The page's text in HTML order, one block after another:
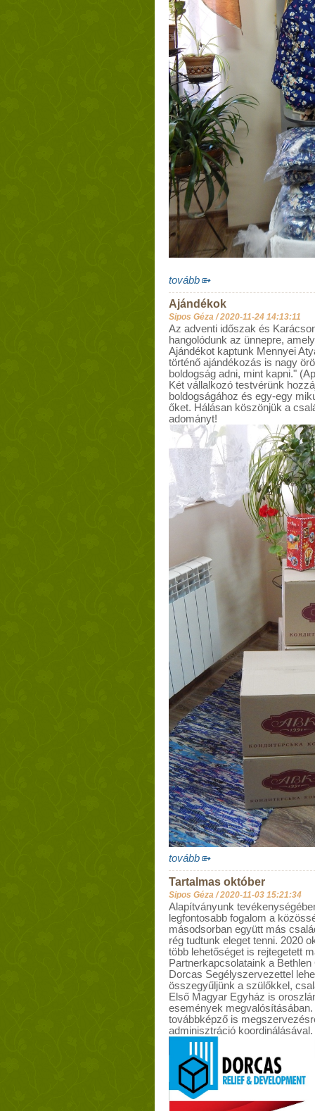
tovább
Ajándékok
Sipos Géza /2020-11-24 14:13:11
Az adventi időszak és
hangolódunk az ünnepre,
Ajándékot kaptunk Mennyei
történő ajándékozás is nagy
boldogság adni, mint kapni."
Két vállalkozó testvérünk
boldogságához és egy-egy
őket. Hálásan köszönjük a
adományt!
tovább
Tartalmas október
Sipos Géza /2020-11-03 15:21:34
Alapítványunk
legfontosabb fogalom a
másodsorban együtt más
rég tudtunk eleget tenni. 2020
több lehetőséget is rejtegetett
Partnerkapcsolataink a
Dorcas Segélyszervezettel
összegyűljünk a szülőkkel,
Első Magyar Egyház is
események
továbbképző is
adminisztráció koordinálásával.